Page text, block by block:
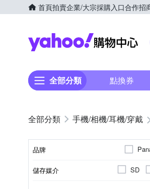
首頁拍賣企業/大宗採購入口合作招
全部分類 點換券
手機/相機/耳機/穿戴
品牌
儲存媒介 SD